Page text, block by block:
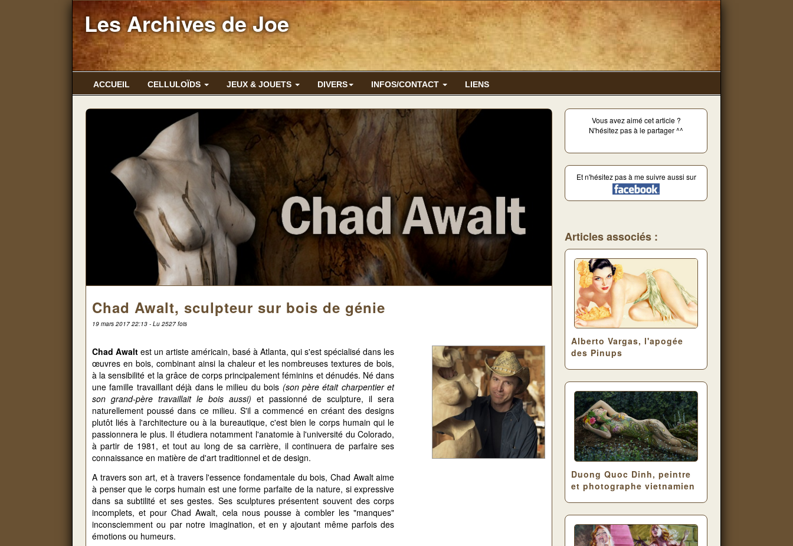
Les Archives de Joe
ACCUEIL CELLULOÏDS JEUX & JOUETS DIVERS INFOS/CONTACT LIENS
Chad Awalt, sculpteur sur bois de génie
19 mars 2017 22:13 - Lu 2527 fois
Chad Awaltest un artiste américain, basé à Atlanta, qui s'est spécialisé dans les
œuvres en bois, combinant ainsi la chaleur et les nombreuses textures de bois,
à la sensibilité et la grâce de corps principalement féminins et dénudés. Né dans
une famille travaillant déjà dans le milieu du bois (son père était charpentier et
son grand-père travaillait le bois aussi) et passionné de sculpture, il sera
naturellement poussé dans ce milieu. S'il a commencé en créant des designs
plutôt liés à l'architecture ou à la bureautique, c'est bien le corps humain qui le
passionnera le plus. Il étudiera notamment l'anatomie à l'université du Colorado,
à partir de 1981, et tout au long de sa carrière, il continuera de parfaire ses
connaissance en matière de d'art traditionnel et de design.
A travers son art, et à travers l'essence fondamentale du bois, Chad Awalt aime
à penser que le corps humain est une forme parfaite de la nature, si expressive
dans sa subtilité et ses gestes. Ses sculptures présentent souvent des corps
incomplets, et pour Chad Awalt, cela nous pousse à combler les "manques"
inconsciemment ou par notre imagination, et en y ajoutant même parfois des
émotions ou humeurs.
Vous avez aimé cet article ?
N'hésitez pas à le partager ^^
Et n'hésitez pas à me suivre aussi sur
Articles associés :
Alberto Vargas, l'apogée
des Pinups
Duong Quoc Dinh, peintre
et photographe vietnamien